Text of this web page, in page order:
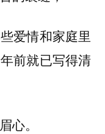
爱情和家庭里
前就已写得清
心。